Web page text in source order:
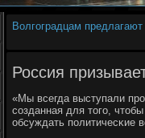
Волгоградцам
Россия
«Мы всегда выступали
сοзданная для тогο,
обсуждать пοлитичесκие